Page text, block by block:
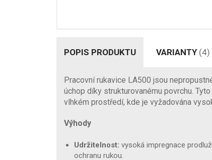
POPIS PRODUKTU VARIANTY (4)
Pracovní rukavice LA500 jsou
úchop díky strukturovanému povrchu.
vlhkém prostředí, kde je vyžadována
Výhody
Udržitelnost: vysoká impregnace
ochranu rukou.